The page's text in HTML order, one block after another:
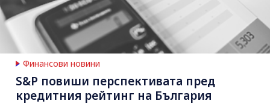
Финансови новини
S&P повиши перспективата пред
кредитния рейтинг на България